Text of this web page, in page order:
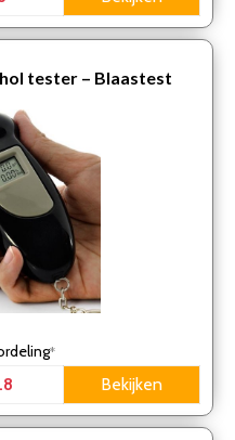
tester – Blaastest
*
Bekijken